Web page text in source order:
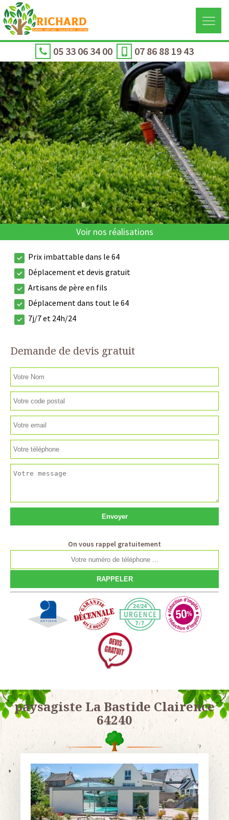
05 33 06 34 00 07 86 88 19 43
Voir nos réalisations
Prix imbattable dans le 64
Déplacement et devis gratuit
Artisans de père en fils
Déplacement dans tout le 64
7j/7 et 24h/24
Demande de devis gratuit
On vous rappel gratuitement
paysagiste La Bastide Clairence
64240